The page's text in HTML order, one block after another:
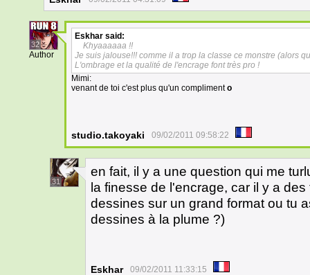
32
Author
Eskhar said:
Khyaaaaaa !!
Je suis jalouse!!! comme il a trop la classe ce monstre (alors
L'ombrage et la qualité de l'encrage font très pro !
Mimi:
venant de toi c'est plus qu'un complimento
studio.takoyaki 09/02/2011 09:58:22
31
en fait, il y a une question qui me
la finesse de l'encrage, car il y a
dessines sur un grand format ou tu
dessines à la plume ?)
Eskhar 09/02/2011 11:33:15